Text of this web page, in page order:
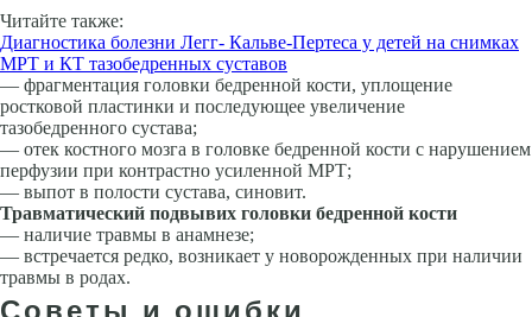
Читайте также:
Диагностика болезни Легг- Кальве-Пертеса у детей на снимках
МРТ и КТ тазобедренных суставов
— фрагментация головки бедренной кости, уплощение
ростковой пластинки и последующее увеличение
тазобедренного сустава;
— отек костного мозга в головке бедренной кости с нарушением
перфузии при контрастно усиленной МРТ;
— выпот в полости сустава, синовит.
Травматический подвывих головки бедренной кости
— наличие травмы в анамнезе;
— встречается редко, возникает у новорожденных при наличии
травмы в родах.